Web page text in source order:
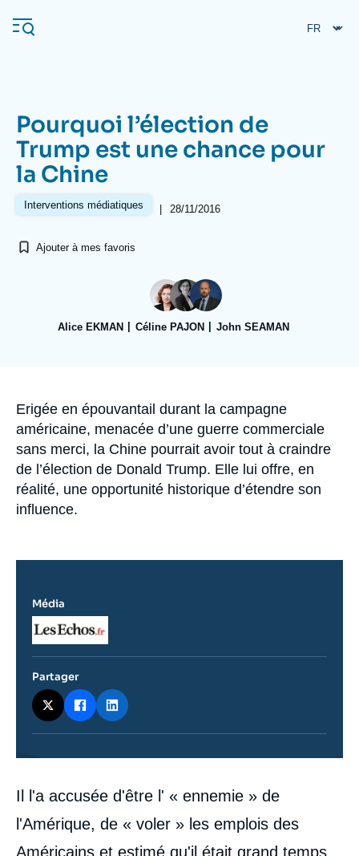
au
contenu
Navigation
principale
L'Ifri
Nous soutenir
À propos de l'Ifri
Proche-Orient
Pourquoi l’élection de
Trump est une chance pour
la Chine
Interventions médiatiques | 28/11/2016
Ajouter à mes favoris
Alice EKMAN Céline PAJON John SEAMAN
Accroche
Erigée en épouvantail durant la campagne
américaine, menacée d’une guerre commerciale
sans merci, la Chine pourrait avoir tout à craindre
de l’élection de Donald Trump. Elle lui offre, en
réalité, une opportunité historique d’étendre son
influence.
Contenu
intervention
médiatique
Il l'a accusée d'être l' « ennemie » de
l'Amérique, de « voler » les emplois des
Américains et estimé qu'il était grand temps
Média
Logo
Partager